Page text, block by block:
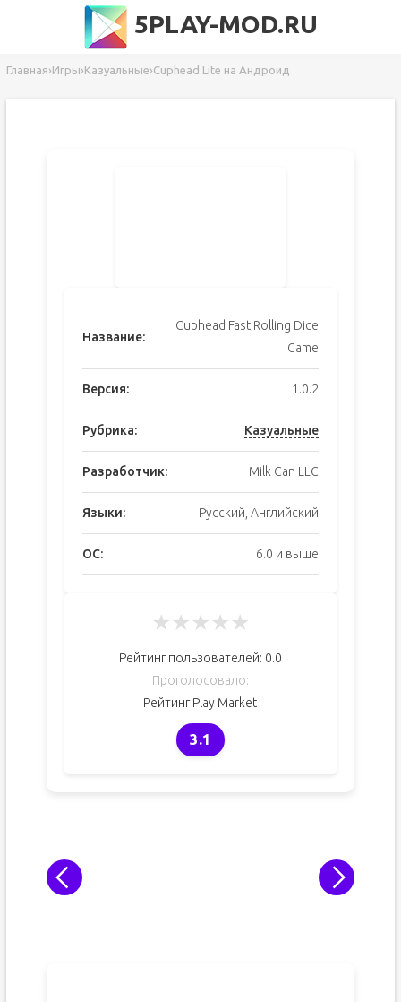
5PLAY-MOD.RU
Главная›Игры›Казуальные›Сuphead Lite на Андроид
Название:
Cuphead Fast Rolling Dice
Game
Версия: 1.0.2
Рубрика: Казуальные
Разработчик: Milk Can LLC
Языки: Русский, Английский
ОС: 6.0 и выше
★★★★★
Рейтинг пользователей: 0.0
Проголосовало:
Рейтинг Play Market
3.1